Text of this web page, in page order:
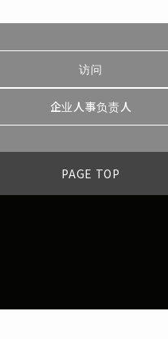
访问
企业人事负责人
PAGE TOP